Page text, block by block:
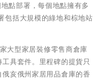
點部署，每個地點擁有多
括大規模的綠地和棕地站
大型家居裝修零售商倉庫
具套件。里程碑的提貨只
亥俄州家居用品倉庫的香